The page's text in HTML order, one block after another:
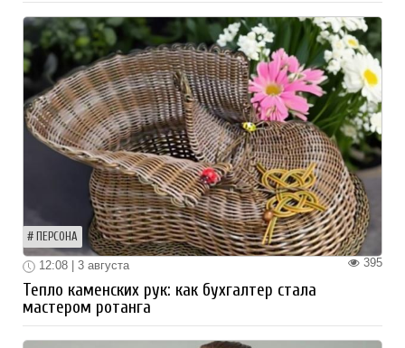
ПЕРСОНА
395
12:08 | 3 августа
Тепло каменских рук: как бухгалтер стала
мастером ротанга